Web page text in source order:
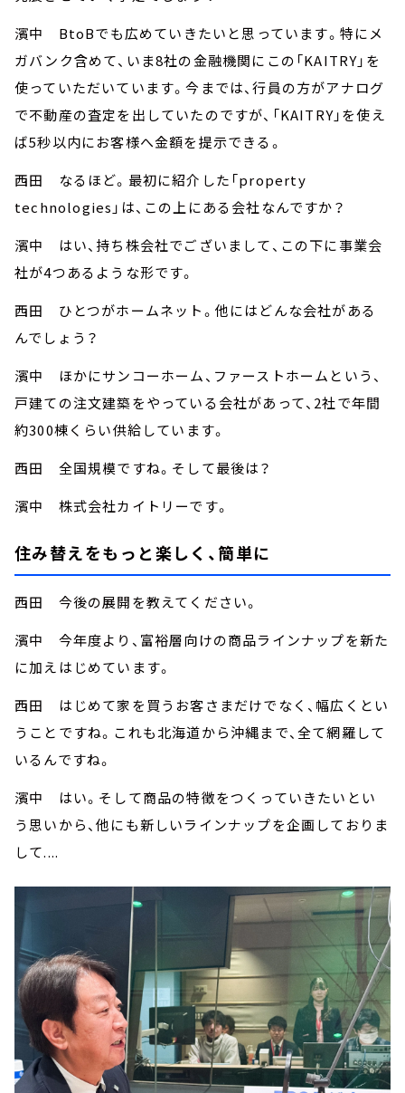
濱中 BtoBでも広めていきたいと思っています。特にメ
ガバンク含めて、いま8社の金融機関にこの「KAITRY」を
使っていただいています。今までは、行員の方がアナログ
で不動産の査定を出していたのですが、「KAITRY」を使え
ば5秒以内にお客様へ金額を提示できる。
西田 なるほど。最初に紹介した「property
technologies」は、この上にある会社なんですか？
濱中 はい、持ち株会社でございまして、この下に事業会
社が4つあるような形です。
西田 ひとつがホームネット。他にはどんな会社がある
んでしょう？
濱中 ほかにサンコーホーム、ファーストホームという、
戸建ての注文建築をやっている会社があって、2社で年間
約300棟くらい供給しています。
西田 全国規模ですね。そして最後は？
濱中 株式会社カイトリーです。
住み替えをもっと楽しく、簡単に
西田 今後の展開を教えてください。
濱中 今年度より、富裕層向けの商品ラインナップを新た
に加えはじめています。
西田 はじめて家を買うお客さまだけでなく、幅広くとい
うことですね。これも北海道から沖縄まで、全て網羅して
いるんですね。
濱中 はい。そして商品の特徴をつくっていきたいとい
う思いから、他にも新しいラインナップを企画しておりま
して....